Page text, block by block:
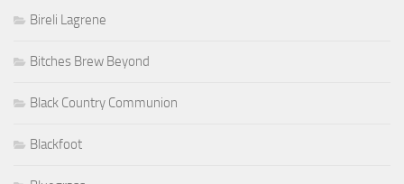
Bireli Lagrene
Bitches Brew Beyond
Black Country Communion
Blackfoot